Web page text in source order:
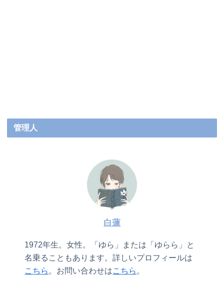
管理人
白蓮
1972年生。女性。「ゆら」または「ゆらら」と
名乗ることもあります。詳しいプロフィールは
こちら 。お問い合わせはこちら 。